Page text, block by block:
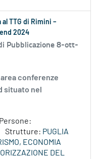
al TTG di Rimini –
2024
Pubblicazione 8-ott-
conferenze
situato nel
Persone:
Strutture: PUGLIA
ECONOMIA
DEL